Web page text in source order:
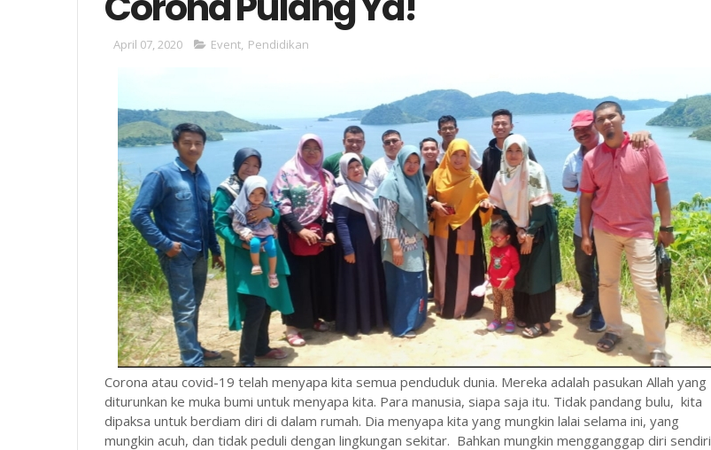
April 07, 2020 Event, Pendidikan
Corona atau covid-19 telah menyapa kita semua penduduk dunia. Mereka adalah pasukan Allah yang
diturunkan ke muka bumi untuk menyapa kita. Para manusia, siapa saja itu. Tidak pandang bulu, kita
dipaksa untuk berdiam diri di dalam rumah. Dia menyapa kita yang mungkin lalai selama ini, yang
mungkin acuh, dan tidak peduli dengan lingkungan sekitar. Bahkan mungkin mengganggap diri sendiri